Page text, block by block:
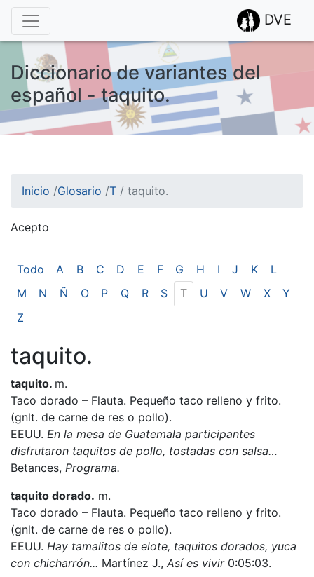
DVE
Diccionario de variantes del
español - taquito.
Inicio /Glosario /T / taquito.
Acepto
Todo A B C D E F G H I J K
L
M
N Ñ O P Q R S T U V W X
Y
Z
taquito.
taquito. m.
Taco dorado – Flauta. Pequeño taco relleno y frito.
(gnlt. de carne de res o pollo).
EEUU. En la mesa de Guatemala participantes
disfrutaron taquitos de pollo, tostadas con salsa…
Betances, Programa.
taquito dorado. m.
Taco dorado – Flauta. Pequeño taco relleno y frito.
(gnlt. de carne de res o pollo).
EEUU. Hay tamalitos de elote, taquitos dorados, yuca
con chicharrón... Martínez J., Así es vivir 0:05:03.